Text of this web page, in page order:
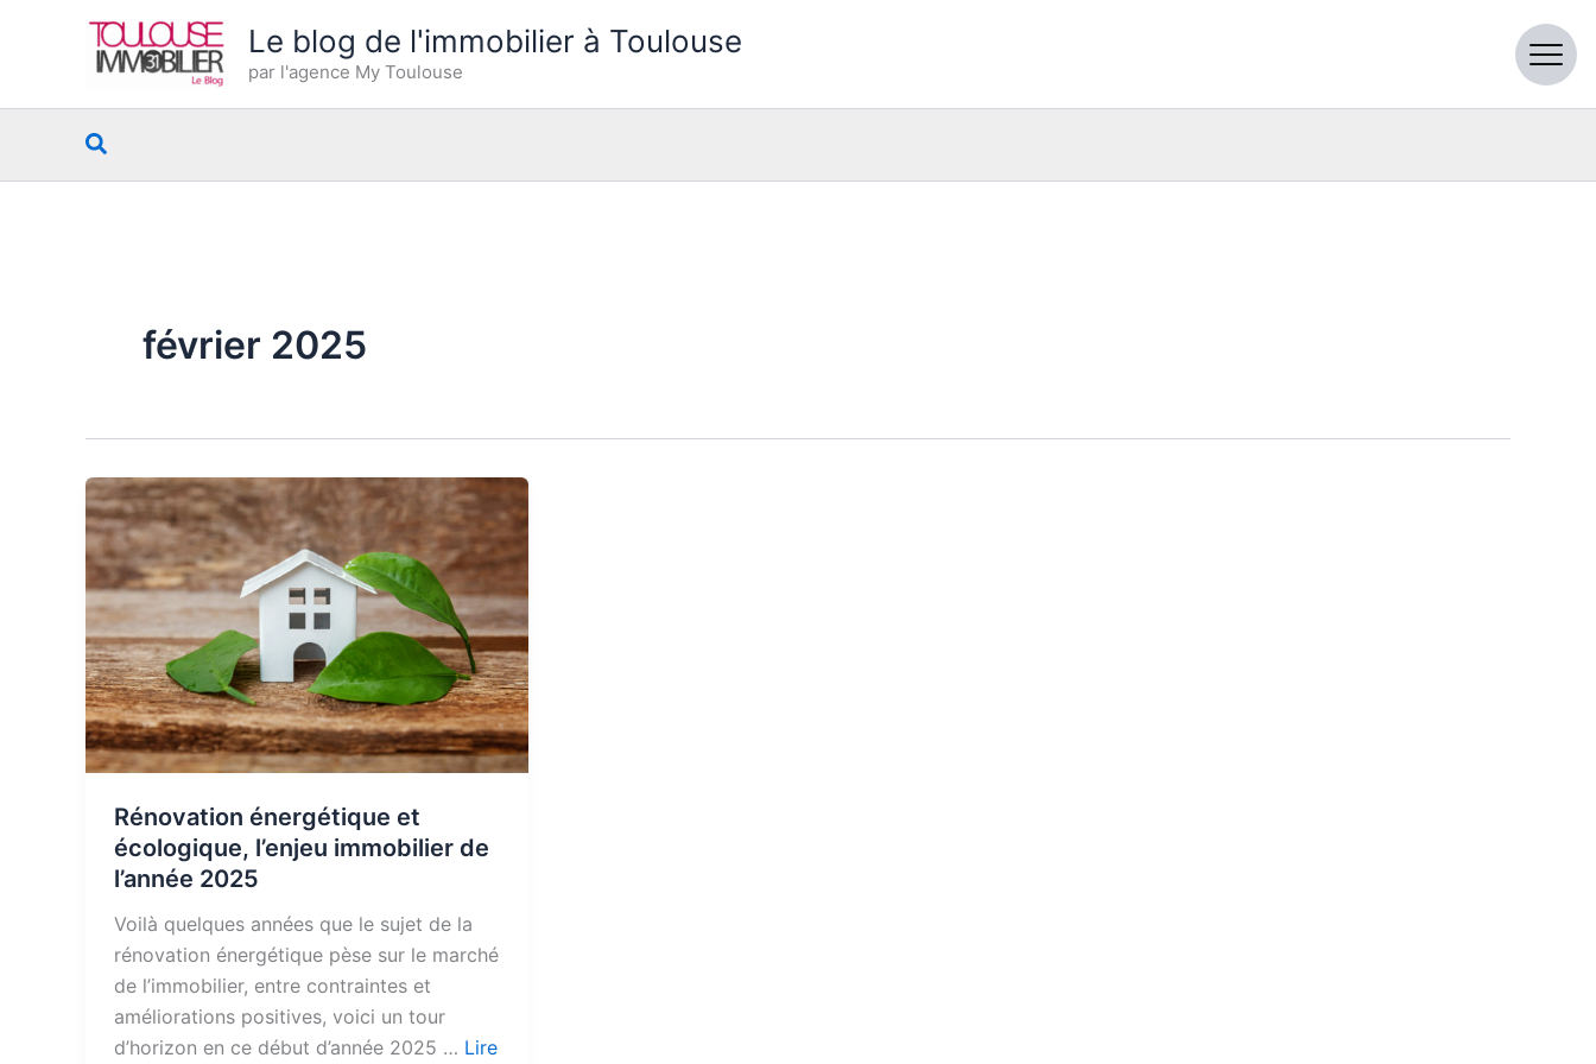
Le blog de l'immobilier à Toulouse
par l'agence My Toulouse
Rechercher
février 2025
Rénovation énergétique et
écologique, l’enjeu immobilier de
l’année 2025
Voilà quelques années que le sujet de la
rénovation énergétique pèse sur le marché
de l’immobilier, entre contraintes et
améliorations positives, voici un tour
d’horizon en ce début d’année 2025 … Lire